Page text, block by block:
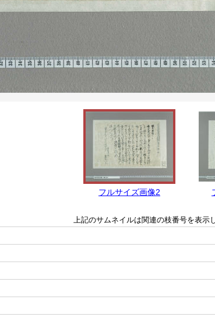
フルサイズ画像2
上記のサムネイルは関連の枝番号を表示